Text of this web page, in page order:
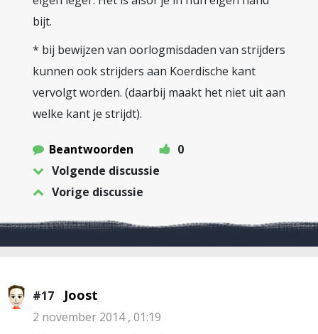
bijt.
* bij bewijzen van oorlogmisdaden van strijders
kunnen ook strijders aan Koerdische kant
vervolgt worden. (daarbij maakt het niet uit aan
welke kant je strijdt).
Beantwoorden
0
Volgende discussie
Vorige discussie
#17 Joost
2 november 2014 , 01:19